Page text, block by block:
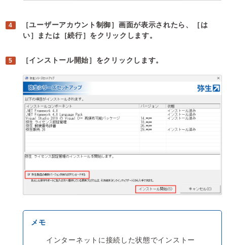
［ユーザーアカウント制御］画面が表示されたら、［は
い］または［続行］をクリックします。
［インストール開始］をクリックします。
インターネットに接続した状態でインストー